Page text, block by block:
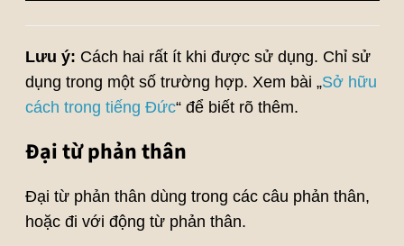
Lưu ý: Cách hai rất ít khi được sử dụng. Chỉ sử
dụng trong một số trường hợp. Xem bài „Sở hữu
cách trong tiếng Đức“ để biết rõ thêm.
Đại từ phản thân
Đại từ phản thân dùng trong các câu phản thân,
hoặc đi với động từ phản thân.